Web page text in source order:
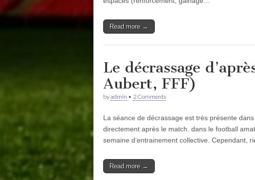
Read more →
Le décrassage
Aubert, FFF)
byadmin • 2 Comments
La séance de décrassage est très présente
directement après le match. dans le football
semaine d’entrainement collective. Cependant,
Read more →